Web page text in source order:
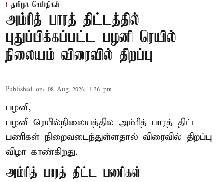
தமிழக செய்திகள்
அம்ரித் பாரத் திட்டத்தில்
புதுப்பிக்கப்பட்ட பழனி ரெயில்
நிலையம் விரைவில் திறப்பு
Published on: 08 Aug 2026, 1:36 pm
பழனி,
பழனி ரெயில்நிலையத்தில் அம்ரித் பாரத் திட்ட
பணிகள் நிறைவடைந்துள்ளதால் விரைவில் திறப்பு
விழா காண்கிறது.
அம்ரித் பாரத் திட்ட பணிகள்